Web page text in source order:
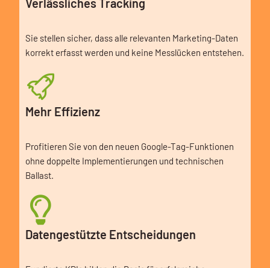
Verlässliches Tracking
Sie stellen sicher, dass alle relevanten Marketing-Daten
korrekt erfasst werden und keine Messlücken entstehen.
Mehr Effizienz
Profitieren Sie von den neuen Google-Tag-Funktionen
ohne doppelte Implementierungen und technischen
Ballast.
Datengestützte Entscheidungen